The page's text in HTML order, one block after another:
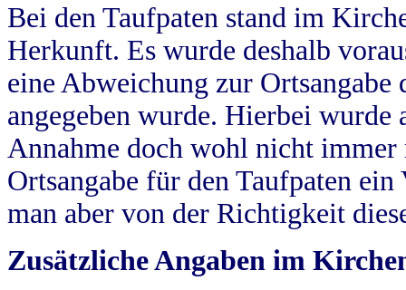
Bei den Taufpaten stand im
Herkunft. Es wurde deshalb
eine Abweichung zur
angegeben wurde. Hierbei wurde
Annahme doch wohl nicht
Ortsangabe für den Taufpaten
man aber von der Richtigkeit
Zusätzliche Angaben im